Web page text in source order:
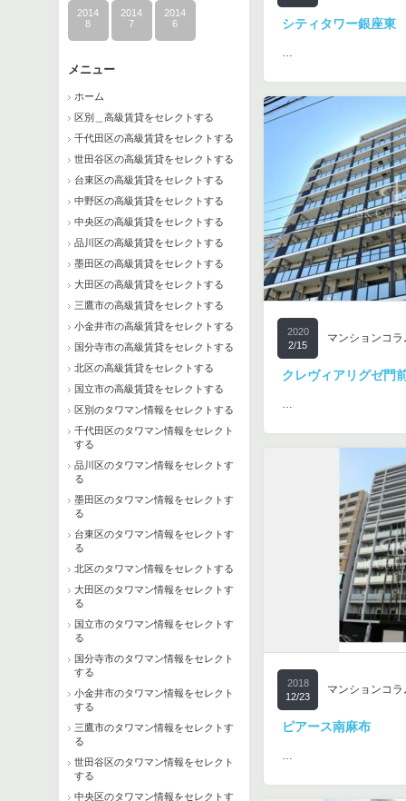
2014
8
2014
7
2014
6
メニュー
ホーム
区別＿高級賃貸をセレクトする
千代田区の高級賃貸をセレクトする
世田谷区の高級賃貸をセレクトする
台東区の高級賃貸をセレクトする
中野区の高級賃貸をセレクトする
中央区の高級賃貸をセレクトする
品川区の高級賃貸をセレクトする
墨田区の高級賃貸をセレクトする
大田区の高級賃貸をセレクトする
三鷹市の高級賃貸をセレクトする
小金井市の高級賃貸をセレクトする
国分寺市の高級賃貸をセレクトする
北区の高級賃貸をセレクトする
国立市の高級賃貸をセレクトする
区別のタワマン情報をセレクトする
千代田区のタワマン情報をセレクト
する
品川区のタワマン情報をセレクトす
る
墨田区のタワマン情報をセレクトす
る
台東区のタワマン情報をセレクトす
る
北区のタワマン情報をセレクトする
大田区のタワマン情報をセレクトす
る
国立市のタワマン情報をセレクトす
る
国分寺市のタワマン情報をセレクト
する
小金井市のタワマン情報をセレクト
する
三鷹市のタワマン情報をセレクトす
る
世田谷区のタワマン情報をセレクト
する
中央区のタワマン情報をセレクトす
シティタワー銀座東
…
2020
2/15
マンションコラ
クレヴィアリグゼ門
…
2018
12/23
マンションコラ
ピアース南麻布
…